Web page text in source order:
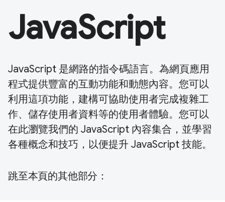
JavaScript
JavaScript 是網路的指令碼語言。為網頁應用
程式提供豐富的互動功能和動態內容。您可以
利用這項功能，建構可協助使用者完成複雜工
作、儲存使用者資料等的使用者體驗。您可以
在此瀏覽我們的 JavaScript 內容集合，並學習
各種概念和技巧，以便提升 JavaScript 技能。
跳至本頁的其他部分：